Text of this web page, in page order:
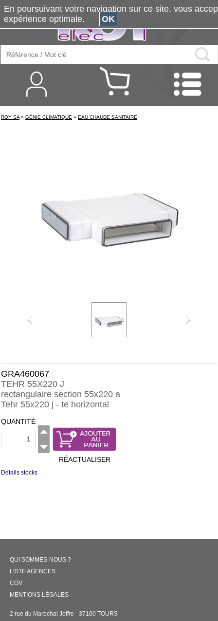
ROY SA » GÉNIE CLIMATIQUE » EAU CHAUDE SANITAIRE
GRA460067
TEHR 55X220 J
rectangulaire section 55x220 a
Tehr 55x220 j - te horizontal
QUANTITÉ
RÉACTUALISER
Détails stocks
QUI SOMMES-NOUS ?
LISTE AGENCES
CGV
MENTIONS LÉGALES
2 rue du Maréchal Joffre - 37100 TOURS
En poursuivant votre navigation sur ce site, vous
expérience optimale.
OK